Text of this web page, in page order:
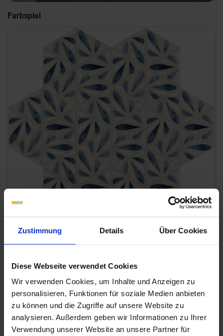
Zustimmung Details Über Cookies
Diese Webseite verwendet Cookies
Wir verwenden Cookies, um Inhalte und Anzeigen zu
personalisieren, Funktionen für soziale Medien anbieten
zu können und die Zugriffe auf unsere Website zu
analysieren. Außerdem geben wir Informationen zu Ihrer
Verwendung unserer Website an unsere Partner für
Farbspiel
Die hier gezeigten "Prints" sind ein Auszug aus dem Farbspiel und
enthalten sein.
Downloads